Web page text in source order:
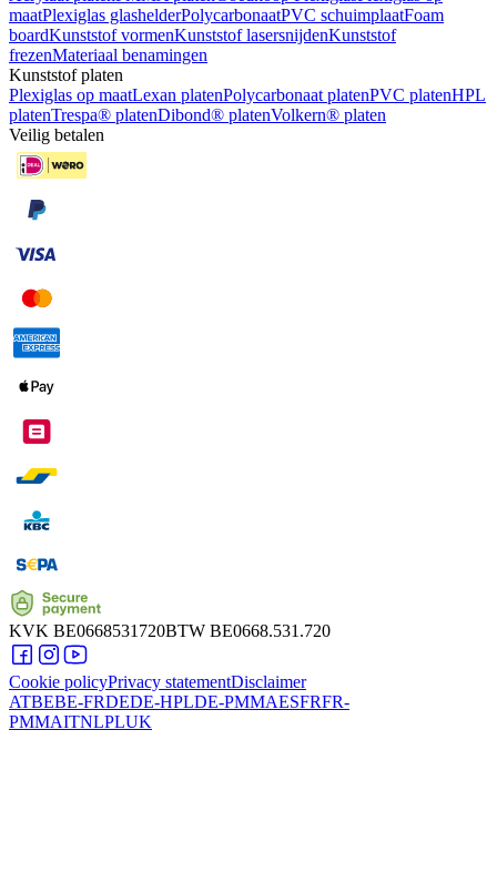
maatPlexiglas glashelderPolycarbonaatPVC schuimplaatFoam
boardKunststof vormenKunststof lasersnijdenKunststof
frezenMateriaal benamingen
Kunststof platen
Plexiglas op maatLexan platenPolycarbonaat platenPVC platenHPL
platenTrespa® platenDibond® platenVolkern® platen
Veilig betalen
KVK BE0668531720BTW BE0668.531.720
Cookie policyPrivacy statementDisclaimer
ATBEBE-FRDEDE-HPLDE-PMMAESFRFR-
PMMAITNLPLUK